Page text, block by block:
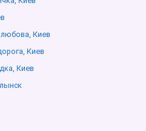
Киев
Киев
Киев